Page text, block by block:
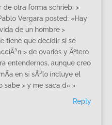
de otra forma schrieb: >
Vergara posted: «Hay
de un hombre >
tiene que decidir si se
> de ovarios y Ãºtero
entendernos, aunque creo
en si sÃ³lo incluye el
sabe > y me saca d» >
Reply